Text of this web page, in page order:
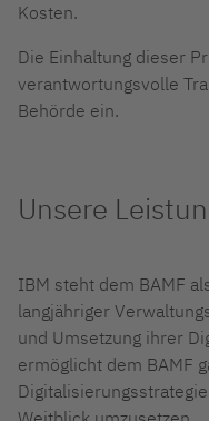
Kosten.
Die Einhaltung dieser
verantwortungsvolle
Behörde ein.
Unsere
IBM steht dem BAMF
langjähriger
und Umsetzung ihrer
ermöglicht dem BAMF
D